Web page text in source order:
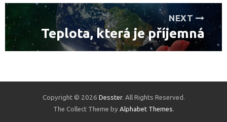
NEXT
Next
post:
Teplota, která je příjemná
Copyright © 2026 Desster. All Rights Reserved.
The Collect Theme by Alphabet Themes.